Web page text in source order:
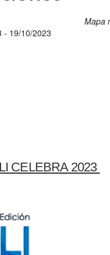
Mapa
- 19/10/2023
CELEBRA 2023